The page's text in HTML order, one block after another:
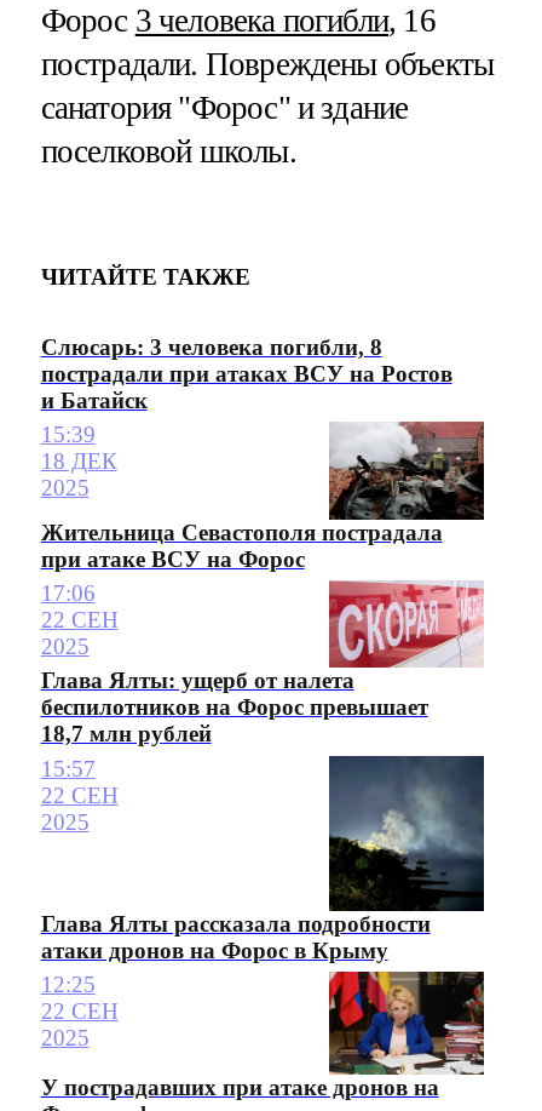
Форос 3 человека погибли, 16
пострадали. Повреждены объекты
санатория "Форос" и здание
поселковой школы.
ЧИТАЙТЕ ТАКЖЕ
Слюсарь: 3 человека погибли, 8
пострадали при атаках ВСУ на Ростов
и Батайск
15:39
18 ДЕК
2025
Жительница Севастополя пострадала
при атаке ВСУ на Форос
17:06
22 СЕН
2025
Глава Ялты: ущерб от налета
беспилотников на Форос превышает
18,7 млн рублей
15:57
22 СЕН
2025
Глава Ялты рассказала подробности
атаки дронов на Форос в Крыму
12:25
22 СЕН
2025
У пострадавших при атаке дронов на